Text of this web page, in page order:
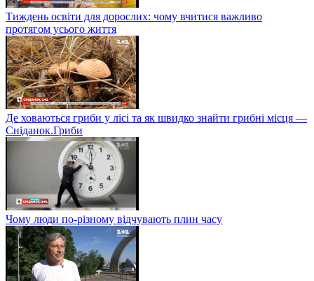
Тиждень освіти для дорослих: чому вчитися важливо
протягом усього життя
Де ховаються гриби у лісі та як швидко знайти грибні місця —
Сніданок.Гриби
Чому люди по-різному відчувають плин часу